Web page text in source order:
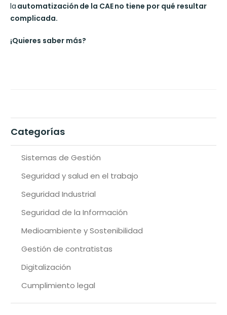
la automatización de la CAE no tiene por qué resultar
complicada.
¡Quieres saber más?
Categorías
Sistemas de Gestión
Seguridad y salud en el trabajo
Seguridad Industrial
Seguridad de la Información
Medioambiente y Sostenibilidad
Gestión de contratistas
Digitalización
Cumplimiento legal